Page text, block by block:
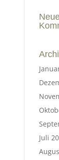
Juli